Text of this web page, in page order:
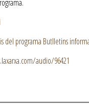
del programa Butlletins
audio/96421